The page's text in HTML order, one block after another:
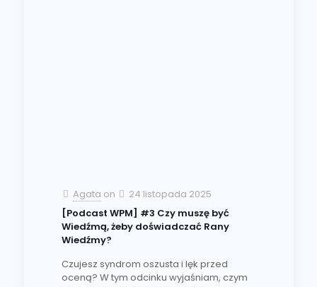
Agata on
24 listopada 2025
[Podcast WPM] #3 Czy muszę być
Wiedźmą, żeby doświadczać Rany
Wiedźmy?
Czujesz syndrom oszusta i lęk przed
oceną? W tym odcinku wyjaśniam, czym